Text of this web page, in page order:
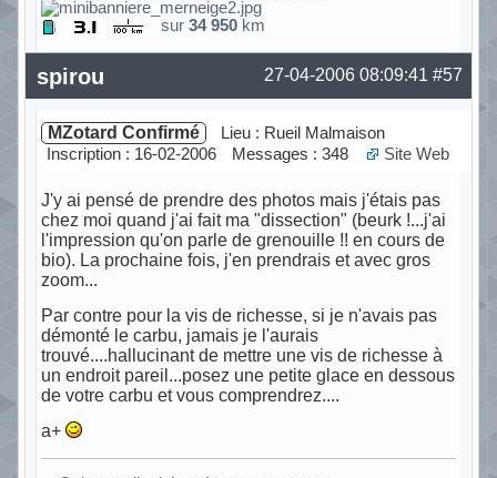
sur 34 950 km
Hors ligne #57
27-04-2006 08:09:41
spirou
MZotard Confirmé
Lieu : Rueil Malmaison
Inscription : 16-02-2006
Messages : 348 Site Web
J'y ai pensé de prendre des photos mais j'étais pas
chez moi quand j'ai fait ma "dissection" (beurk !...j'ai
l'impression qu'on parle de grenouille !! en cours de
bio). La prochaine fois, j'en prendrais et avec gros
zoom...
Par contre pour la vis de richesse, si je n'avais pas
démonté le carbu, jamais je l'aurais
trouvé....hallucinant de mettre une vis de richesse à
un endroit pareil...posez une petite glace en dessous
de votre carbu et vous comprendrez....
a+